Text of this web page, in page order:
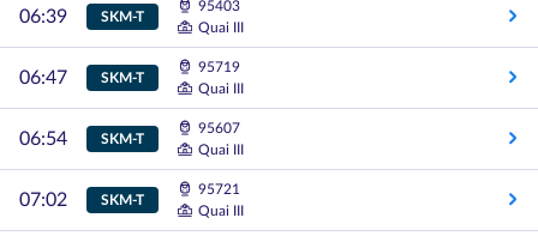
06:39 SKM-T
95403
Quai III
06:47 SKM-T
95719
Quai III
06:54 SKM-T
95607
Quai III
07:02 SKM-T
95721
Quai III